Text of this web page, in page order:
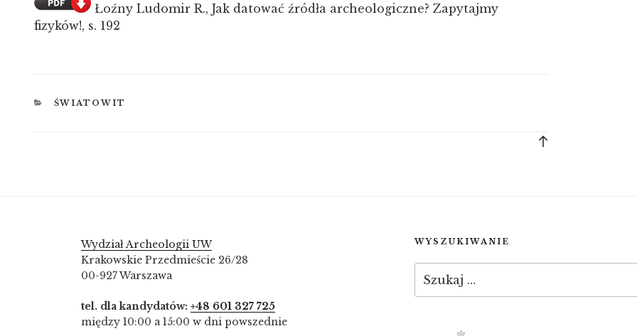
Łoźny Ludomir R., Jak datować źródła archeologiczne? Zapytajmy
fizyków!, s. 192
KATEGORIE
ŚWIATOWIT
Wydział Archeologii UW
Krakowskie Przedmieście 26/28
00-927 Warszawa
tel. dla kandydatów: +48 601 327 725
między 10:00 a 15:00 w dni powszednie
WYSZUKIWANIE